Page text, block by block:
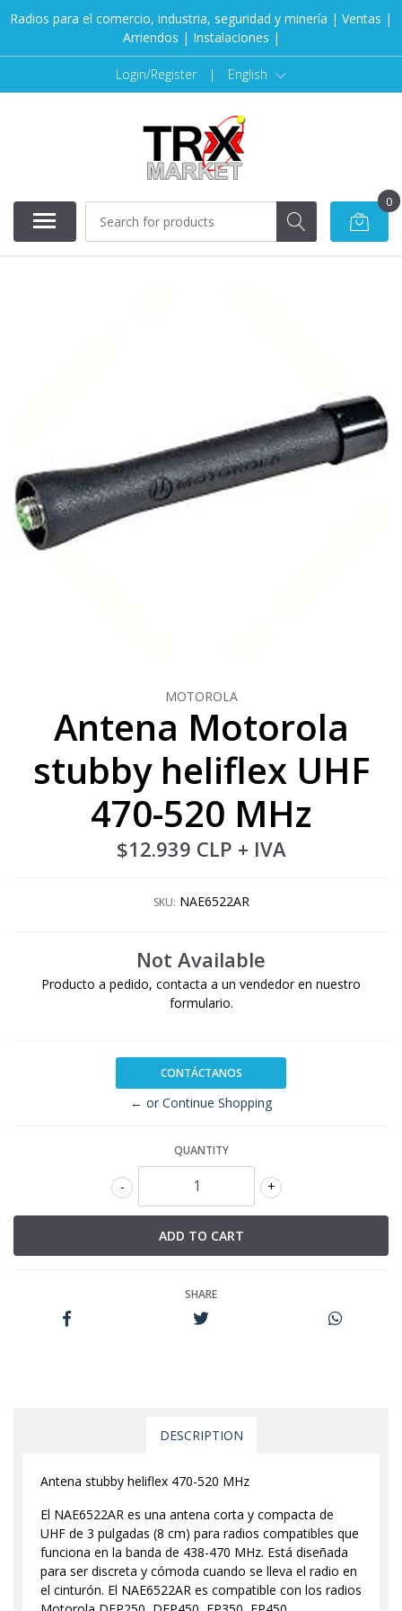
Radios para el comercio, industria, seguridad y minería | Ventas |
Arriendos | Instalaciones |
Login/Register | English
0
MOTOROLA
Antena Motorola
stubby heliflex UHF
470-520 MHz
$12.939 CLP + IVA
SKU: NAE6522AR
Not Available
Producto a pedido, contacta a un vendedor en nuestro
formulario.
CONTÁCTANOS
← or Continue Shopping
QUANTITY
+
-
SHARE
DESCRIPTION
Antena stubby heliflex 470-520 MHz
El NAE6522AR es una antena corta y compacta de
UHF de 3 pulgadas (8 cm) para radios compatibles que
funciona en la banda de 438-470 MHz. Está diseñada
para ser discreta y cómoda cuando se lleva el radio en
el cinturón. El NAE6522AR es compatible con los radios